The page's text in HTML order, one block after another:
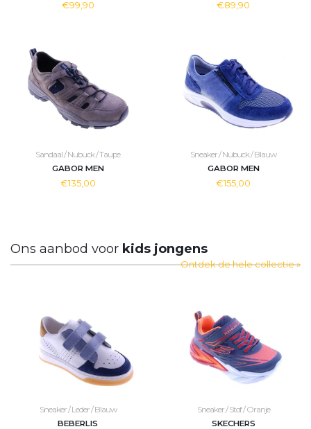
€99,90 €89,90
Sandaal / Nubuck / Taupe
GABOR MEN
€135,00
Sneaker / Nubuck / Blauw
GABOR MEN
€155,00
Ons aanbod voor kids jongens
Ontdek de hele collectie »
Sneaker / Leder / Blauw
BEBERLIS
Sneaker / Stof / Oranje
SKECHERS